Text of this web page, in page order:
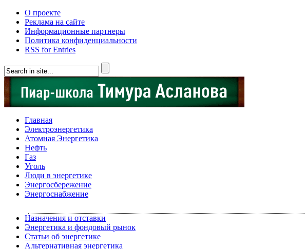
О проекте
Реклама на сайте
Информационные партнеры
Политика конфиденциальности
RSS for Entries
Главная
Электроэнергетика
Атомная Энергетика
Нефть
Газ
Уголь
Люди в энергетике
Энергосбережение
Энергоснабжение
Назначения и отставки
Энергетика и фондовый рынок
Статьи об энергетике
Альтернативная энергетика